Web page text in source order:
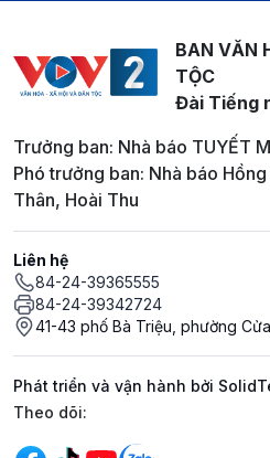
BAN VĂN
TỘC
Đài Tiếng
Trưởng ban: Nhà báo TUYẾT
Phó trưởng ban: Nhà báo
Thân, Hoài Thu
Liên hệ
84-24-39365555
84-24-39342724
41-43 phố Bà Triệu, phường
Phát triển và vận hành bởi
Mạng xã hội
Theo dõi: